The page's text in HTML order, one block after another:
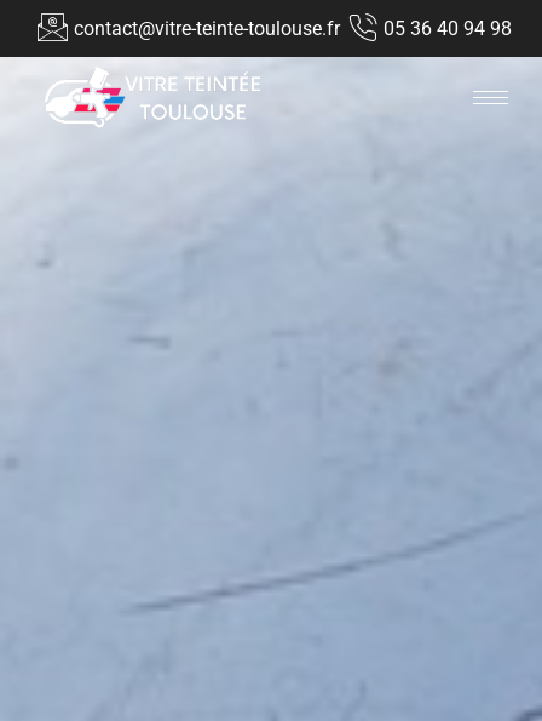
contact@vitre-teinte-toulouse.fr 05 36 40 94 98